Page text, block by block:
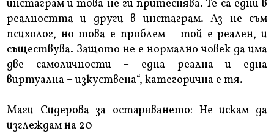
инстаграм и това не ги притеснява. Те са едни в
реалността и други в инстаграм. Аз не съм
психолог, но това е проблем – той е реален, и
съществува. Защото не е нормално човек да има
две самоличности – една реална и една
виртуална – изкуствена“, категорична е тя.
Маги Сидерова за остаряването: Не искам да
изглеждам на 20